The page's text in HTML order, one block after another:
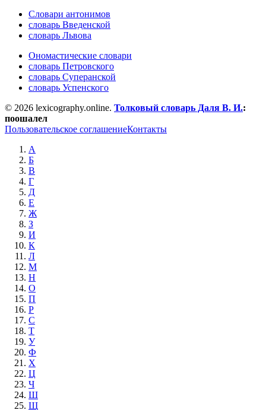
Словари антонимов
словарь Введенской
словарь Львова
Ономастические словари
словарь Петровского
словарь Суперанской
словарь Успенского
© 2026 lexicography.online. Толковый словарь Даля В. И.:
поошалел
Пользовательское соглашениеКонтакты
А
Б
В
Г
Д
Е
Ж
З
И
К
Л
М
Н
О
П
Р
С
Т
У
Ф
Х
Ц
Ч
Ш
Щ